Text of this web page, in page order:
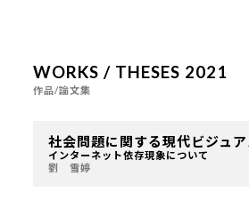
WORKS / THESES 2021
作品/論文集
社会問題に関する現代ビジュ
インターネット依存現象について
劉 雪婷